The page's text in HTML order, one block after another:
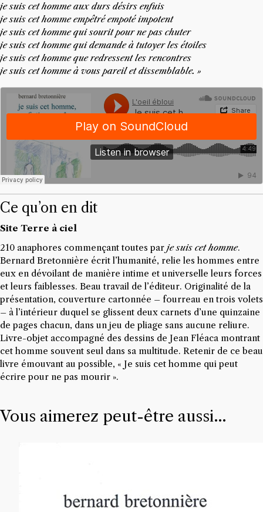
je suis cet homme aux durs désirs enfuis
je suis cet homme empêtré empoté impotent
je suis cet homme qui sourit pour ne pas chuter
je suis cet homme qui demande à tutoyer les étoiles
je suis cet homme que redressent les rencontres
je suis cet homme à vous pareil et dissemblable. »
Ce qu’on en dit
Site Terre à ciel
210 anaphores commençant toutes par je suis cet homme.
Bernard Bretonnière écrit l’humanité, relie les hommes entre
eux en dévoilant de manière intime et universelle leurs forces
et leurs faiblesses. Beau travail de l’éditeur. Originalité de la
présentation, couverture cartonnée – fourreau en trois volets
– à l’intérieur duquel se glissent deux carnets d’une quinzaine
de pages chacun, dans un jeu de pliage sans aucune reliure.
Livre-objet accompagné des dessins de Jean Fléaca montrant
cet homme souvent seul dans sa multitude. Retenir de ce beau
livre émouvant au possible, « Je suis cet homme qui peut
écrire pour ne pas mourir ».
Vous aimerez peut-être aussi…